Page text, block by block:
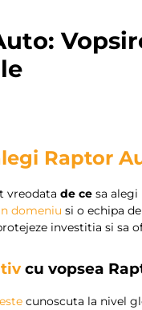
Raptor
vreodatade ce sa alegi
domeniu si o echipa de
investitia si sa
cu vopsea
este cunoscuta la nivel